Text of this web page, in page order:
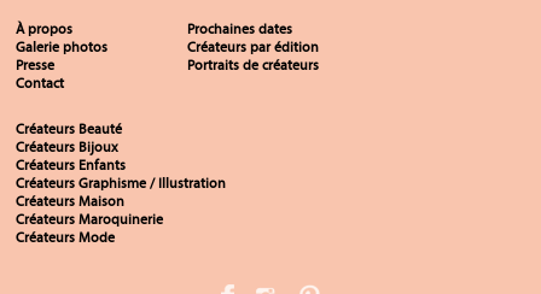
À propos
Prochaines dates
Galerie photos
Créateurs par édition
Presse
Portraits de créateurs
Contact
Créateurs Beauté
Créateurs Bijoux
Créateurs Enfants
Créateurs Graphisme / Illustration
Créateurs Maison
Créateurs Maroquinerie
Créateurs Mode